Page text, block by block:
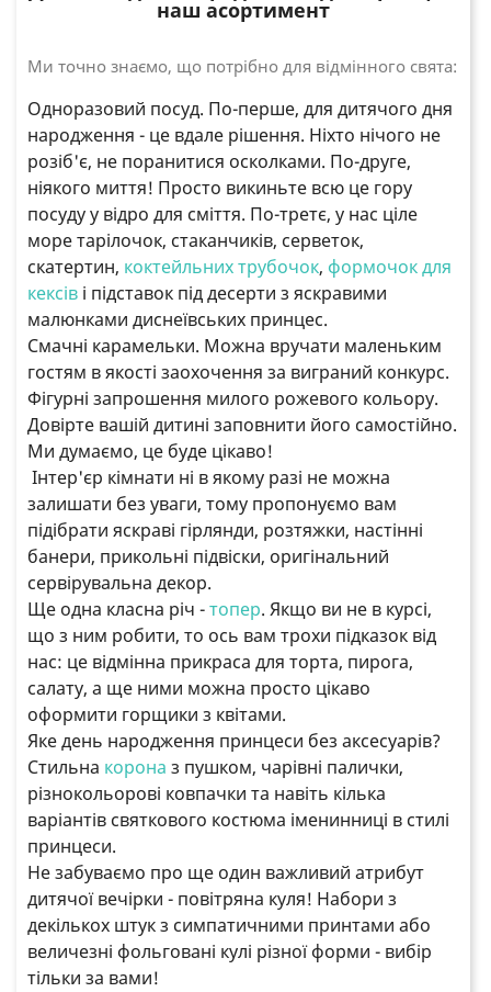
наш асортимент
Ми точно знаємо, що потрібно для відмінного свята:
Одноразовий посуд. По-перше, для дитячого дня
народження - це вдале рішення. Ніхто нічого не
розіб'є, не поранитися осколками. По-друге,
ніякого миття! Просто викиньте всю це гору
посуду у відро для сміття. По-третє, у нас ціле
море тарілочок, стаканчиків, серветок,
скатертин, коктейльних трубочок, формочок для
кексів і підставок під десерти з яскравими
малюнками диснеївських принцес.
Смачні карамельки. Можна вручати маленьким
гостям в якості заохочення за виграний конкурс.
Фігурні запрошення милого рожевого кольору.
Довірте вашій дитині заповнити його самостійно.
Ми думаємо, це буде цікаво!
Інтер'єр кімнати ні в якому разі не можна
залишати без уваги, тому пропонуємо вам
підібрати яскраві гірлянди, розтяжки, настінні
банери, прикольні підвіски, оригінальний
сервірувальна декор.
Ще одна класна річ -топер. Якщо ви не в курсі,
що з ним робити, то ось вам трохи підказок від
нас: це відмінна прикраса для торта, пирога,
салату, а ще ними можна просто цікаво
оформити горщики з квітами.
Яке день народження принцеси без аксесуарів?
Стильна корона з пушком, чарівні палички,
різнокольорові ковпачки та навіть кілька
варіантів святкового костюма іменинниці в стилі
принцеси.
Не забуваємо про ще один важливий атрибут
дитячої вечірки - повітряна куля! Набори з
декількох штук з симпатичними принтами або
величезні фольговані кулі різної форми - вибір
тільки за вами!